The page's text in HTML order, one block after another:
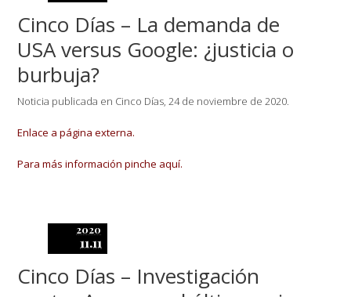
Cinco Días – La demanda de
USA versus Google: ¿justicia o
burbuja?
Noticia publicada en Cinco Días, 24 de noviembre de 2020.
Enlace a página externa.
Para más información pinche aquí.
2020
11.11
Cinco Días – Investigación